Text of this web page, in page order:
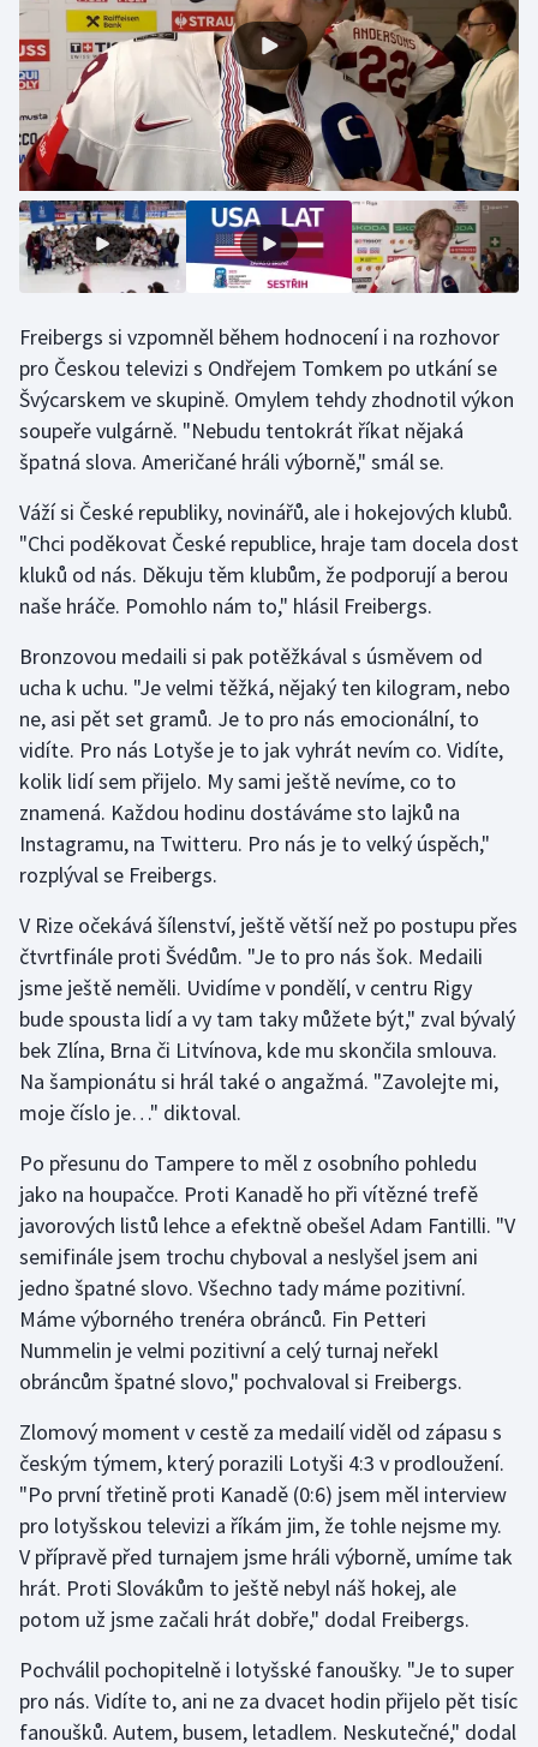
Gymnastika
Házená
Jezdectví
Judo
Krasobruslení
Lezení
Lyže a snowboard
Moderní pětiboj
Motorsport
Olympijské hry
Parasport
Plavání
Plážový volejbal
Ragby
Rychlobruslení
Short track
Sportovní střelba
Stolní tenis
Veslování
Vodní slalom
Volejbal
Ostatní
Freibergs si vzpomněl během hodnocení i na rozhovor
pro Českou televizi s Ondřejem Tomkem po utkání se
Švýcarskem ve skupině. Omylem tehdy zhodnotil výkon
soupeře vulgárně. "Nebudu tentokrát říkat nějaká
špatná slova. Američané hráli výborně," smál se.
Váží si České republiky, novinářů, ale i hokejových klubů.
"Chci poděkovat České republice, hraje tam docela dost
kluků od nás. Děkuju těm klubům, že podporují a berou
naše hráče. Pomohlo nám to," hlásil Freibergs.
Bronzovou medaili si pak potěžkával s úsměvem od
ucha k uchu. "Je velmi těžká, nějaký ten kilogram, nebo
ne, asi pět set gramů. Je to pro nás emocionální, to
vidíte. Pro nás Lotyše je to jak vyhrát nevím co. Vidíte,
kolik lidí sem přijelo. My sami ještě nevíme, co to
znamená. Každou hodinu dostáváme sto lajků na
Instagramu, na Twitteru. Pro nás je to velký úspěch,"
rozplýval se Freibergs.
V Rize očekává šílenství, ještě větší než po postupu přes
čtvrtfinále proti Švédům. "Je to pro nás šok. Medaili
jsme ještě neměli. Uvidíme v pondělí, v centru Rigy
bude spousta lidí a vy tam taky můžete být," zval bývalý
bek Zlína, Brna či Litvínova, kde mu skončila smlouva.
Na šampionátu si hrál také o angažmá. "Zavolejte mi,
moje číslo je…" diktoval.
Po přesunu do Tampere to měl z osobního pohledu
jako na houpačce. Proti Kanadě ho při vítězné trefě
javorových listů lehce a efektně obešel Adam Fantilli. "V
semifinále jsem trochu chyboval a neslyšel jsem ani
jedno špatné slovo. Všechno tady máme pozitivní.
Máme výborného trenéra obránců. Fin Petteri
Nummelin je velmi pozitivní a celý turnaj neřekl
obráncům špatné slovo," pochvaloval si Freibergs.
Zlomový moment v cestě za medailí viděl od zápasu s
českým týmem, který porazili Lotyši 4:3 v prodloužení.
"Po první třetině proti Kanadě (0:6) jsem měl interview
pro lotyšskou televizi a říkám jim, že tohle nejsme my.
V přípravě před turnajem jsme hráli výborně, umíme tak
hrát. Proti Slovákům to ještě nebyl náš hokej, ale
potom už jsme začali hrát dobře," dodal Freibergs.
Pochválil pochopitelně i lotyšské fanoušky. "Je to super
pro nás. Vidíte to, ani ne za dvacet hodin přijelo pět tisíc
fanoušků. Autem, busem, letadlem. Neskutečné," dodal